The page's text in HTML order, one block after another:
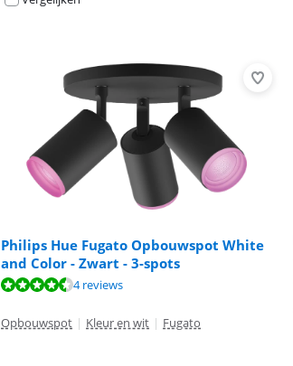
Philips Hue Fugato Opbouwspot White
and Color - Zwart - 3-spots
4 reviews
Opbouwspot | Kleur en wit | Fugato